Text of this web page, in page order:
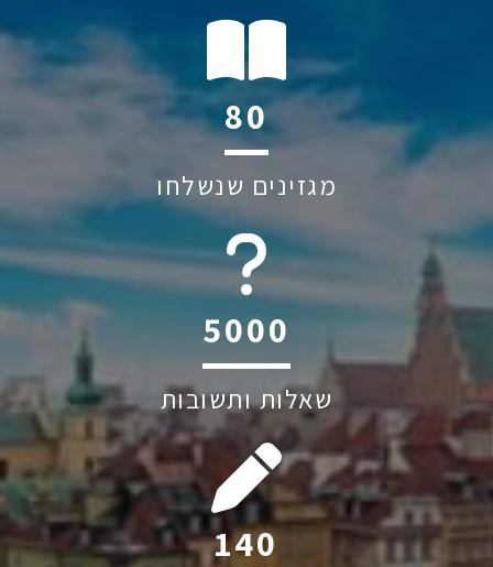
122
מגזינים שנשלחו
6045
שאלות ותשובות
214